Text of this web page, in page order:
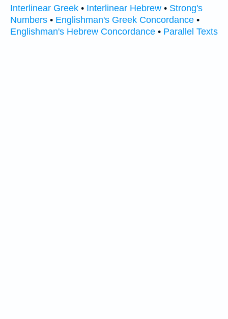
Interlinear Greek • Interlinear Hebrew • Strong's
Numbers • Englishman's Greek Concordance •
Englishman's Hebrew Concordance • Parallel Texts